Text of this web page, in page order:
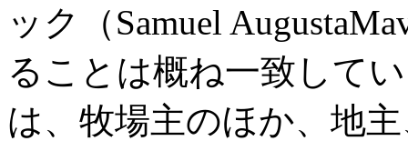
ック（Samuel
ることは概ね一致して
は、牧場主のほか、地